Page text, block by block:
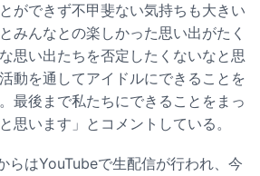
ができず不甲斐ない気持ちも大きい
みんなとの楽しかった思い出がたく
思い出たちを否定したくないなと思
動を通してアイドルにできることを
最後まで私たちにできることをまっ
思います」とコメントしている。
らはYouTubeで生配信が行われ、今